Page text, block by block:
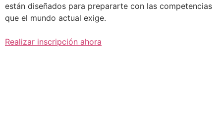
están diseñados para prepararte con las competencias
que el mundo actual exige.
Realizar inscripción ahora